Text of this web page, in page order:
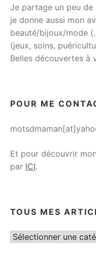
Je partage un peu de
je donne aussi mon
beauté/bijoux/mode
(jeux, soins,
Belles découvertes à
POUR ME
Et pour découvrir
par ICI.
TOUS MES
Tous